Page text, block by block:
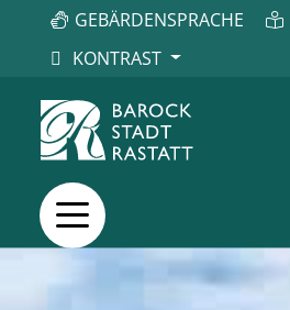
GEBÄRDENSPRACHE
KONTRAST